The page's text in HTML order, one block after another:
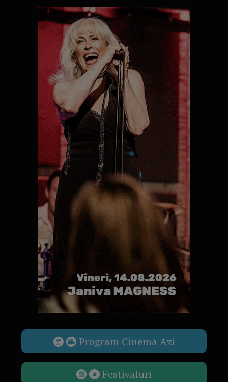
Program Cinema Azi
Festivaluri